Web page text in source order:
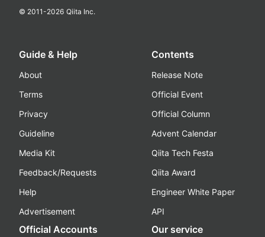
© 2011-2026 Qiita Inc.
Guide & Help
About
Terms
Privacy
Guideline
Media Kit
Feedback/Requests
Help
Advertisement
Contents
Release Note
Official Event
Official Column
Advent Calendar
Qiita Tech Festa
Qiita Award
Engineer White Paper
API
Official Accounts Our service